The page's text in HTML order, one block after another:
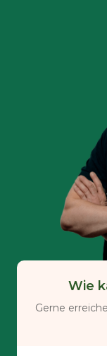
Wie
Gerne